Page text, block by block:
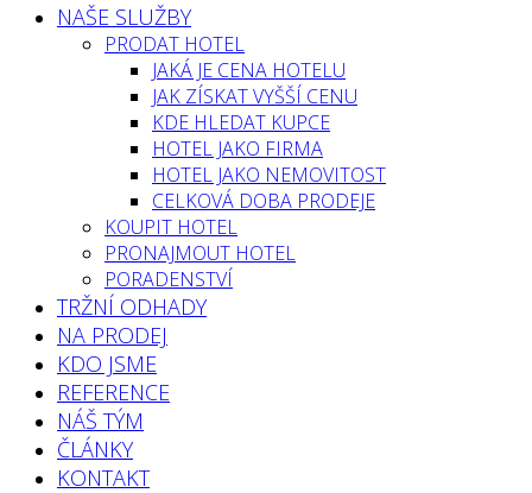
NAŠE SLUŽBY
PRODAT HOTEL
JAKÁ JE CENA HOTELU
JAK ZÍSKAT VYŠŠÍ CENU
KDE HLEDAT KUPCE
HOTEL JAKO FIRMA
HOTEL JAKO NEMOVITOST
CELKOVÁ DOBA PRODEJE
KOUPIT HOTEL
PRONAJMOUT HOTEL
PORADENSTVÍ
TRŽNÍ ODHADY
NA PRODEJ
KDO JSME
REFERENCE
NÁŠ TÝM
ČLÁNKY
KONTAKT